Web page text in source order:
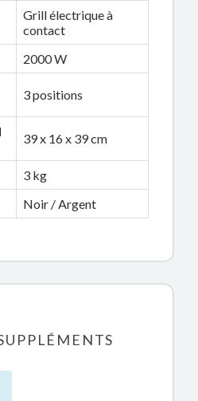
Grill électrique à
contact
2000 W
3 positions
39 x 16 x 39 cm
3 kg
Noir / Argent